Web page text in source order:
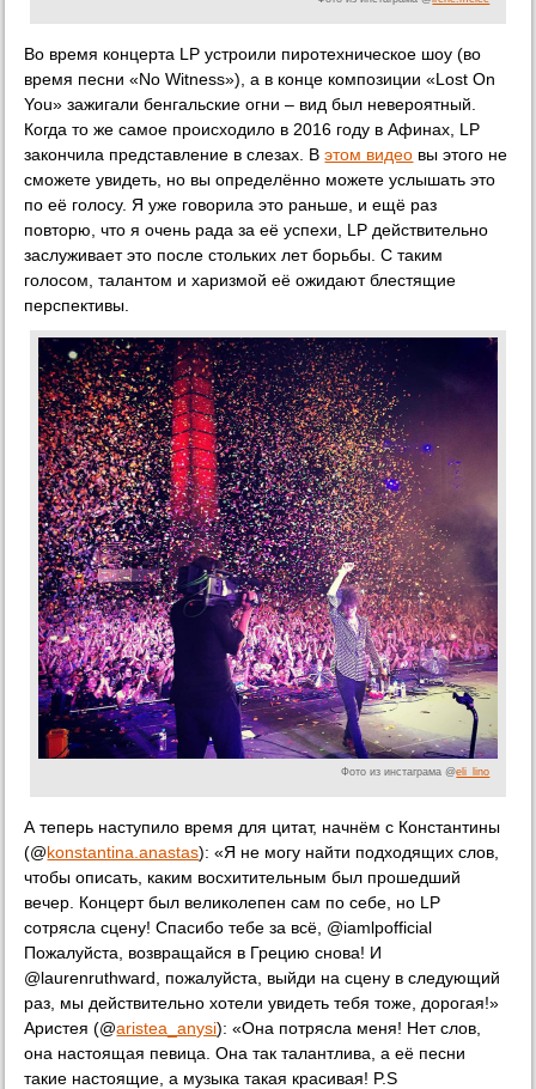
Во время концерта LP устроили пиротехническое шоу (во
время песни «No Witness»), а в конце композиции «Lost On
You» зажигали бенгальские огни – вид был невероятный.
Когда то же самое происходило в 2016 году в Афинах, LP
закончила представление в слезах. Вэтом видео вы этого не
сможете увидеть, но вы определённо можете услышать это
по её голосу. Я уже говорила это раньше, и ещё раз
повторю, что я очень рада за её успехи, LP действительно
заслуживает это после стольких лет борьбы. С таким
голосом, талантом и харизмой её ожидают блестящие
перспективы.
Фото из инстаграма @eli_lino
А теперь наступило время для цитат, начнём с Константины
(@konstantina.anastas): «Я не могу найти подходящих слов,
чтобы описать, каким восхитительным был прошедший
вечер. Концерт был великолепен сам по себе, но LP
сотрясла сцену! Спасибо тебе за всё, @iamlpofficial
Пожалуйста, возвращайся в Грецию снова! И
@laurenruthward, пожалуйста, выйди на сцену в следующий
раз, мы действительно хотели увидеть тебя тоже, дорогая!»
Аристея (@aristea_anysi): «Она потрясла меня! Нет слов,
она настоящая певица. Она так талантлива, а её песни
такие настоящие, а музыка такая красивая! P.S